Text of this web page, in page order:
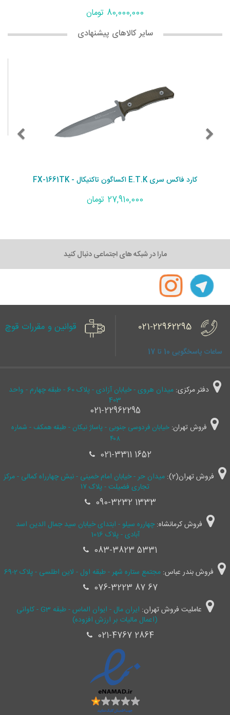
80,000,000 تومان
سایر کالاهای پیشنهادی
کارد فاکس سری E.T.K اکساگون تاکتیکال - FX-1661TK
27,910,000 تومان
مارا در شبکه های اجتماعی دنبال کنید
021-22962295
ساعات پاسخگویی 10 تا 17
قوانین و مقررات قوچ
دفتر مرکزی:
میدان هروی - خیابان آزادی - پلاک 60 - طبقه چهارم - واحد
403
021-22962295
فروش تهران: خیابان فردوسی جنوبی - پاساژ نیکان - طبقه همکف - شماره
۴۰۸
021-3311 1652
فروش تهران(2):
میدان حر - خیابان امام خمینی - نبش چهارراه کمالی - مرکز
تجاری فضیلت - پلاک ۱۷
090-3232 1333
فروش کرمانشاه:چهارره سیلو - ابتدای خیابان سید جمال ‌الدین اسد
آبادی - پلاک 1016
083-3823 5331
فروش بندر عباس: مجتمع ستاره شهر - طبقه اول - لاین اطلسی - پلاک 2-69
076-3223 87 67
عاملیت فروش تهران:
ایران مال - ایوان الماس - طبقه G3 - کاوانی
(اعمال مالیات بر ارزش افزوده)
021-4767 2864